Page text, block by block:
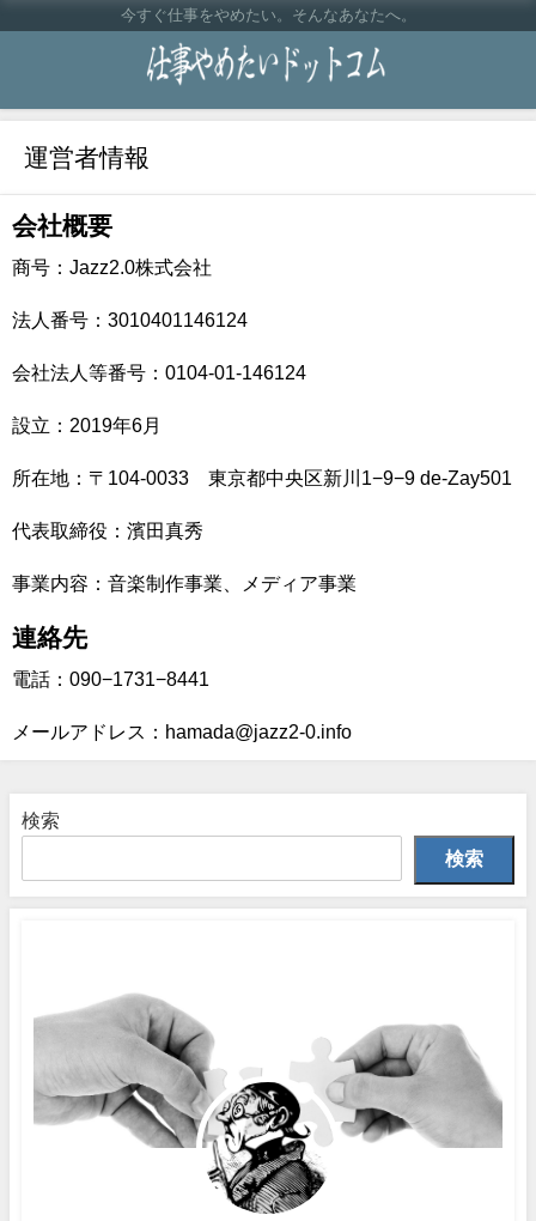
今すぐ仕事をやめたい。そんなあなたへ。
運営者情報
会社概要
商号：Jazz2.0株式会社
法人番号：3010401146124
会社法人等番号：0104-01-146124
設立：2019年6月
所在地：〒104-0033 東京都中央区新川1−9−9 de-Zay501
代表取締役：濱田真秀
事業内容：音楽制作事業、メディア事業
連絡先
電話：090−1731−8441
メールアドレス：hamada@jazz2-0.info
検索
検索